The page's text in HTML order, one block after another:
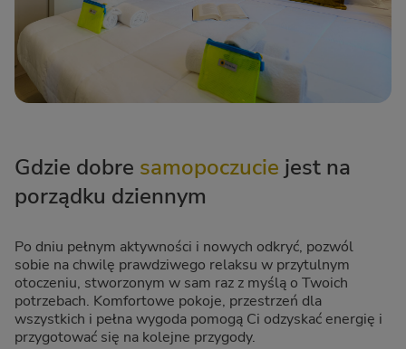
Gdzie dobre samopoczucie jest na
porządku dziennym
Po dniu pełnym aktywności i nowych odkryć, pozwól
sobie na chwilę prawdziwego relaksu w przytulnym
otoczeniu, stworzonym w sam raz z myślą o Twoich
potrzebach. Komfortowe pokoje, przestrzeń dla
wszystkich i pełna wygoda pomogą Ci odzyskać energię i
przygotować się na kolejne przygody.